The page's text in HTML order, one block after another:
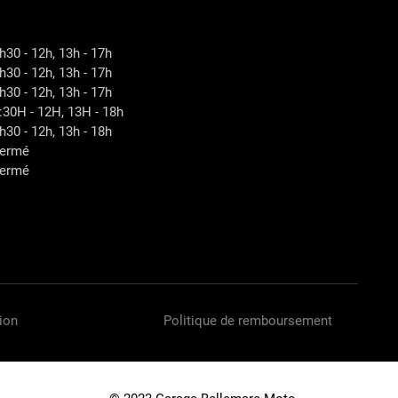
- 12h, 13h - 17h
- 12h, 13h - 17h
- 12h, 13h - 17h
- 12H, 13H - 18h
- 12h, 13h - 18h
Politique de remboursement